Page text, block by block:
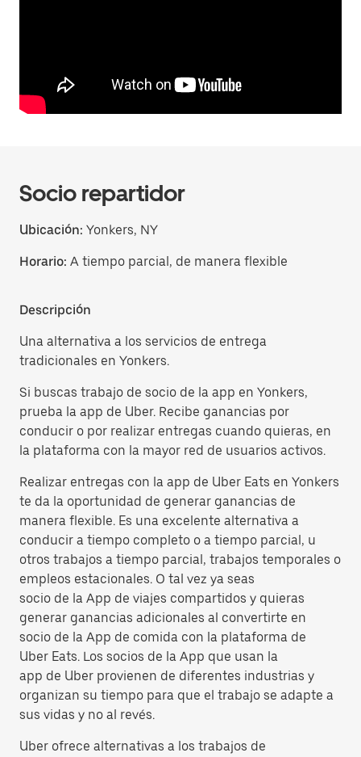
Socio repartidor
Ubicación: Yonkers, NY
Horario: A tiempo parcial, de manera flexible
Descripción
Una alternativa a los servicios de entrega
tradicionales en Yonkers.
Si buscas trabajo de socio de la app en Yonkers,
prueba la app de Uber. Recibe ganancias por
conducir o por realizar entregas cuando quieras, en
la plataforma con la mayor red de usuarios activos.
Realizar entregas con la app de Uber Eats en Yonkers
te da la oportunidad de generar ganancias de
manera flexible. Es una excelente alternativa a
conducir a tiempo completo o a tiempo parcial, u
otros trabajos a tiempo parcial, trabajos temporales o
empleos estacionales. O tal vez ya seas
socio de la App de viajes compartidos y quieras
generar ganancias adicionales al convertirte en
socio de la App de comida con la plataforma de
Uber Eats. Los socios de la App que usan la
app de Uber provienen de diferentes industrias y
organizan su tiempo para que el trabajo se adapte a
sus vidas y no al revés.
Uber ofrece alternativas a los trabajos de